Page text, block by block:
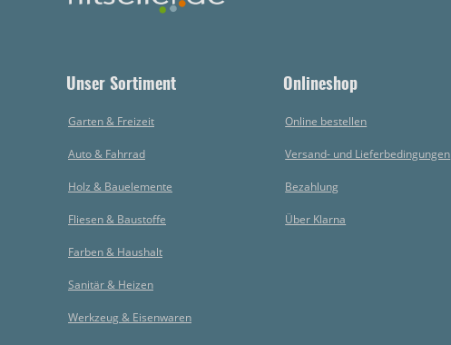
Unser Sortiment
Garten & Freizeit
Auto & Fahrrad
Holz & Bauelemente
Fliesen & Baustoffe
Farben & Haushalt
Sanitär & Heizen
Werkzeug & Eisenwaren
Onlineshop
Online bestellen
Versand- und Lieferbedingungen
Bezahlung
Über Klarna